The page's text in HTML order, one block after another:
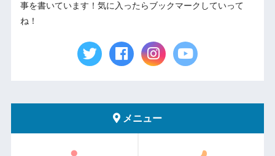
事を書いています！気に入ったらブックマークしていって
ね！
メニュー